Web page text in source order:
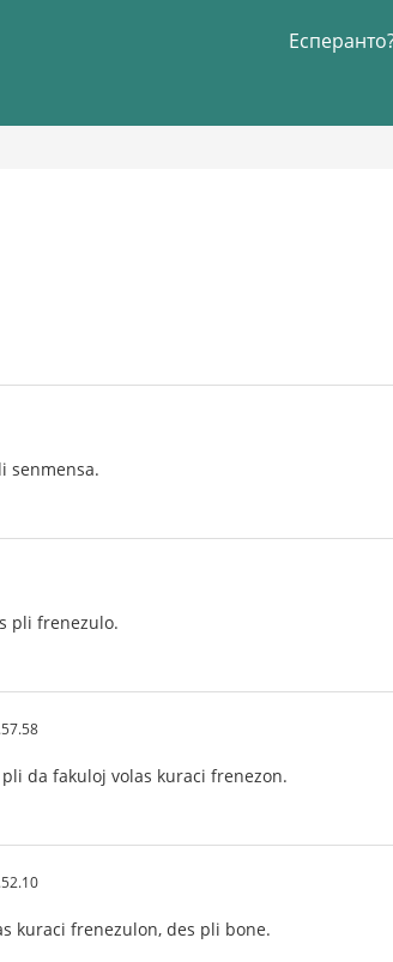
senmensa.
pli frenezulo.
da fakuloj volas kuraci frenezon.
kuraci frenezulon, des pli bone.